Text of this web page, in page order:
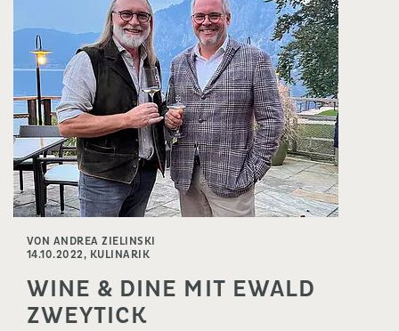
VON ANDREA ZIELINSKI
14.10.2022, KULINARIK
WINE & DINE MIT EWALD
ZWEYTICK